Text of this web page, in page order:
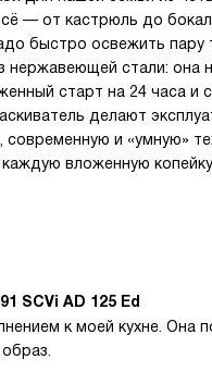
— от кастрюль до
быстро освежить пару
нержавеющей стали: она
старт на 24 часа и
делают
и «умную»
вложенную
SCVi AD 125 Ed
к моей кухне. Она